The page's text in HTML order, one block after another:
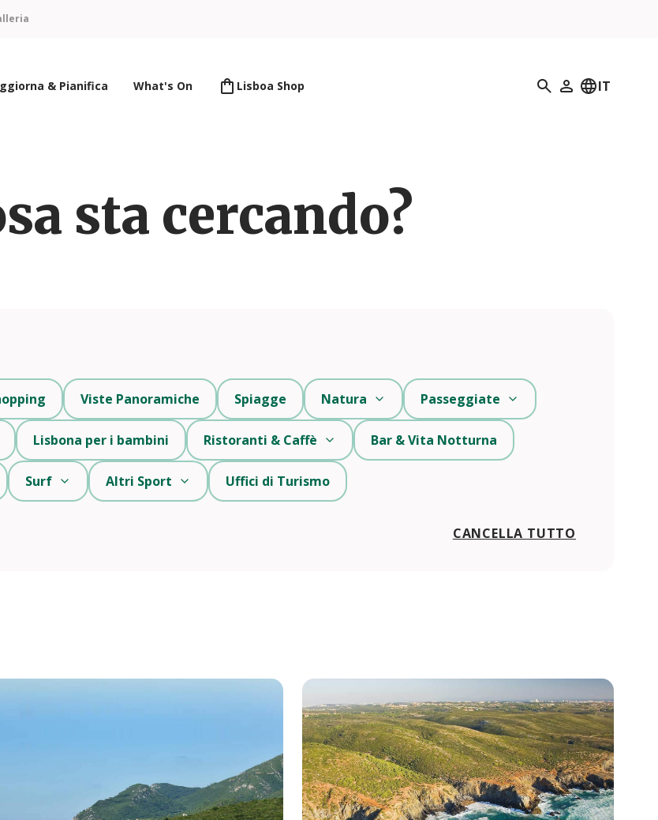
& Pianifica What's On Lisboa Shop Ricerca
Il mio profilo
IT
sta cercando?
CANCELLA TUTTO
Viste Panoramiche Spiagge Natura Passeggiate
Lisbona per i bambini Ristoranti & Caffè Bar & Vita Notturna
Surf Altri Sport Uffici di Turismo